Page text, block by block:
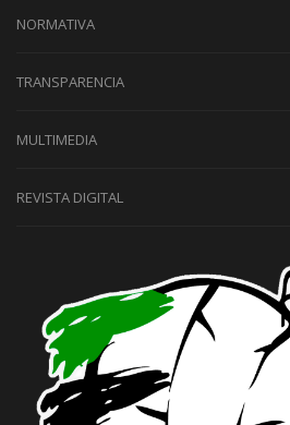
NORMATIVA
TRANSPARENCIA
MULTIMEDIA
REVISTA DIGITAL